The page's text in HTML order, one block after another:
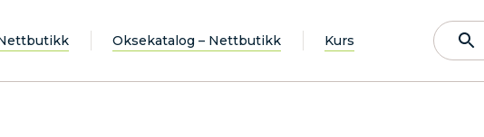
Oksekatalog – Nettbutikk Kurs